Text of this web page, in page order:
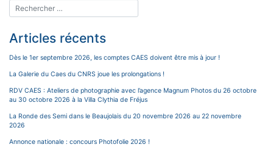
Articles récents
Dès le 1er septembre 2026, les comptes CAES doivent être mis à jour !
La Galerie du Caes du CNRS joue les prolongations !
RDV CAES : Ateliers de photographie avec l’agence Magnum Photos du 26 octobre
au 30 octobre 2026 à la Villa Clythia de Fréjus
La Ronde des Semi dans le Beaujolais du 20 novembre 2026 au 22 novembre
2026
Annonce nationale : concours Photofolie 2026 !